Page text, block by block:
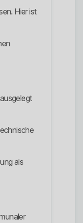
Hier ist
als